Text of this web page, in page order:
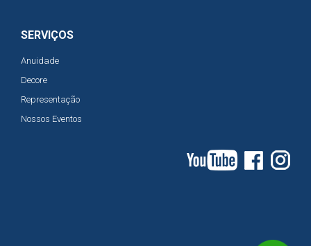
SERVIÇOS
Anuidade
Decore
Representação
Nossos Eventos